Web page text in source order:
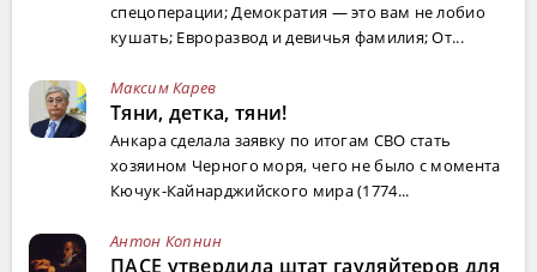
спецоперации; Демократия — это вам не лобио
кушать; Евроразвод и девичья фамилия; От...
Максим Карев
Тяни, детка, тяни!
Анкара сделала заявку по итогам СВО стать
хозяином Черного моря, чего не было с момента
Кючук-Кайнарджийского мира (1774...
Антон Копнин
ПАСЕ утвердила штат гауляйтеров для